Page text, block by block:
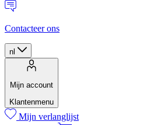
Contacteer ons
nl
Mijn account
Klantenmenu
Mijn verlanglijst